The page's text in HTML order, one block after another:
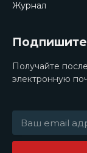
Журнал
Получайте
электронную